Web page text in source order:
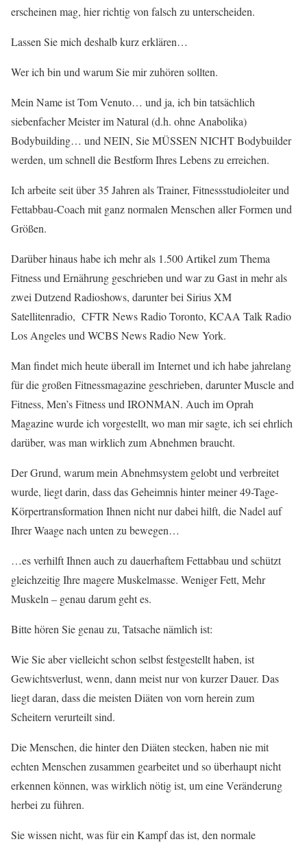
erscheinen mag, hier richtig von falsch zu unterscheiden.
Lassen Sie mich deshalb kurz erklären…
Wer ich bin und warum Sie mir zuhören sollten.
Mein Name ist Tom Venuto… und ja, ich bin tatsächlich
siebenfacher Meister im Natural (d.h. ohne Anabolika)
Bodybuilding… und NEIN, Sie MÜSSEN NICHT Bodybuilder
werden, um schnell die Bestform Ihres Lebens zu erreichen.
Ich arbeite seit über 35 Jahren als Trainer, Fitnessstudioleiter und
Fettabbau-Coach mit ganz normalen Menschen aller Formen und
Größen.
Darüber hinaus habe ich mehr als 1.500 Artikel zum Thema
Fitness und Ernährung geschrieben und war zu Gast in mehr als
zwei Dutzend Radioshows, darunter bei Sirius XM
Satellitenradio, CFTR News Radio Toronto, KCAA Talk Radio
Los Angeles und WCBS News Radio New York.
Man findet mich heute überall im Internet und ich habe jahrelang
für die großen Fitnessmagazine geschrieben, darunter Muscle and
Fitness, Men’s Fitness und IRONMAN. Auch im Oprah
Magazine wurde ich vorgestellt, wo man mir sagte, ich sei ehrlich
darüber, was man wirklich zum Abnehmen braucht.
Der Grund, warum mein Abnehmsystem gelobt und verbreitet
wurde, liegt darin, dass das Geheimnis hinter meiner 49-Tage-
Körpertransformation Ihnen nicht nur dabei hilft, die Nadel auf
Ihrer Waage nach unten zu bewegen…
…es verhilft Ihnen auch zu dauerhaftem Fettabbau und schützt
gleichzeitig Ihre magere Muskelmasse. Weniger Fett, Mehr
Muskeln – genau darum geht es.
Bitte hören Sie genau zu, Tatsache nämlich ist:
Wie Sie aber vielleicht schon selbst festgestellt haben, ist
Gewichtsverlust, wenn, dann meist nur von kurzer Dauer. Das
liegt daran, dass die meisten Diäten von vorn herein zum
Scheitern verurteilt sind.
Die Menschen, die hinter den Diäten stecken, haben nie mit
echten Menschen zusammen gearbeitet und so überhaupt nicht
erkennen können, was wirklich nötig ist, um eine Veränderung
herbei zu führen.
Sie wissen nicht, was für ein Kampf das ist, den normale